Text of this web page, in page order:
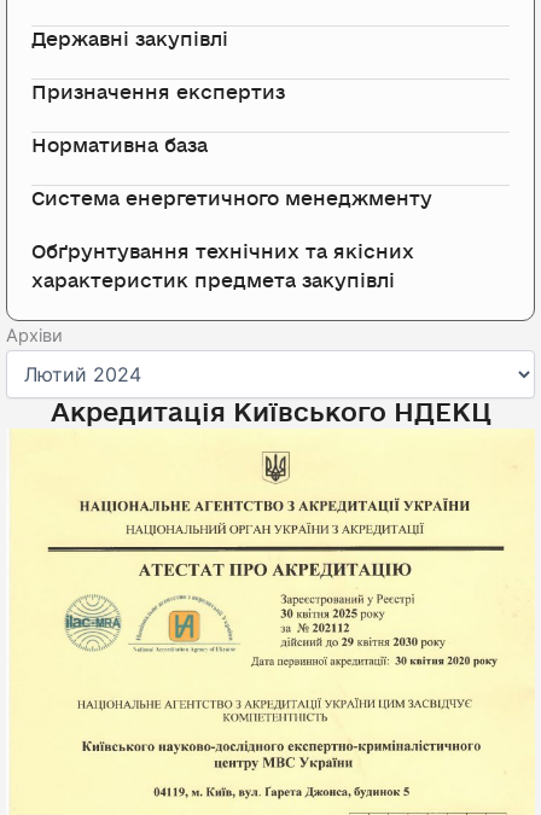
Державні закупівлі
Призначення експертиз
Нормативна база
Система енергетичного менеджменту
Обґрунтування технічних та якісних
характеристик предмета закупівлі
Архіви
Архіви
Акредитація Київського НДЕКЦ